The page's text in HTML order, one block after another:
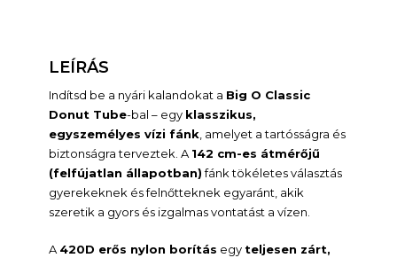
LEÍRÁS
Indítsd be a nyári kalandokat a Big O Classic
Donut Tube-bal – egy klasszikus,
egyszemélyes vízi fánk , amelyet a tartósságra és
biztonságra terveztek. A 142 cm-es átmérőjű
(felfújatlan állapotban)fánk tökéletes választás
gyerekeknek és felnőtteknek egyaránt, akik
szeretik a gyors és izgalmas vontatást a vízen.
A 420D erős nylon borítás egy teljesen zárt,